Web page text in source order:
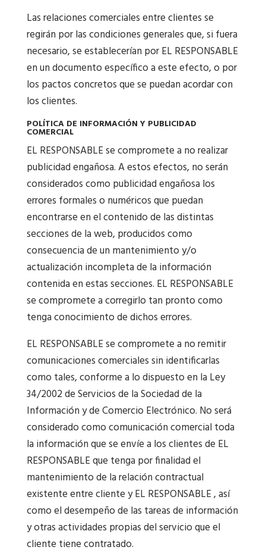
Las relaciones comerciales entre clientes se
regirán por las condiciones generales que, si fuera
necesario, se establecerían por EL RESPONSABLE
en un documento específico a este efecto, o por
los pactos concretos que se puedan acordar con
los clientes.
POLÍTICA DE INFORMACIÓN Y PUBLICIDAD
COMERCIAL
EL RESPONSABLE se compromete a no realizar
publicidad engañosa. A estos efectos, no serán
considerados como publicidad engañosa los
errores formales o numéricos que puedan
encontrarse en el contenido de las distintas
secciones de la web, producidos como
consecuencia de un mantenimiento y/o
actualización incompleta de la información
contenida en estas secciones. EL RESPONSABLE
se compromete a corregirlo tan pronto como
tenga conocimiento de dichos errores.
EL RESPONSABLE se compromete a no remitir
comunicaciones comerciales sin identificarlas
como tales, conforme a lo dispuesto en la Ley
34/2002 de Servicios de la Sociedad de la
Información y de Comercio Electrónico. No será
considerado como comunicación comercial toda
la información que se envíe a los clientes de EL
RESPONSABLE que tenga por finalidad el
mantenimiento de la relación contractual
existente entre cliente y EL RESPONSABLE , así
como el desempeño de las tareas de información
y otras actividades propias del servicio que el
cliente tiene contratado.